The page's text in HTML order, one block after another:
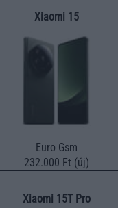
Xiaomi 15
Euro Gsm
232.000 Ft (új)
Xiaomi 15T Pro